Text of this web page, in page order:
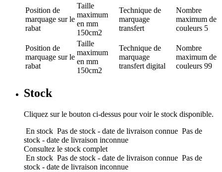
Position de
marquage sur le
rabat
Taille
maximum
en mm
150cm2
Technique de
marquage
transfert
Nombre
maximum de
couleurs 5
Position de
marquage sur le
rabat
Taille
maximum
en mm
150cm2
Technique de
marquage
transfert digital
Nombre
maximum de
couleurs 99
Stock
Cliquez sur le bouton ci-dessus pour voir le stock disponible.
En stock Pas de stock - date de livraison connue Pas de
stock - date de livraison inconnue
Consultez le stock complet
En stock Pas de stock - date de livraison connue Pas de
stock - date de livraison inconnue